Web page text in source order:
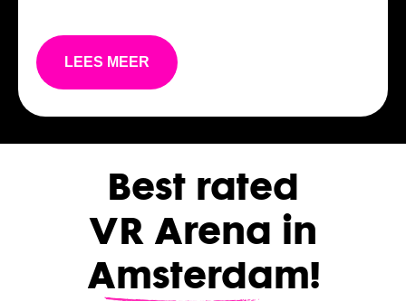
LEES MEER
Best rated
VR Arena in
Amsterdam!